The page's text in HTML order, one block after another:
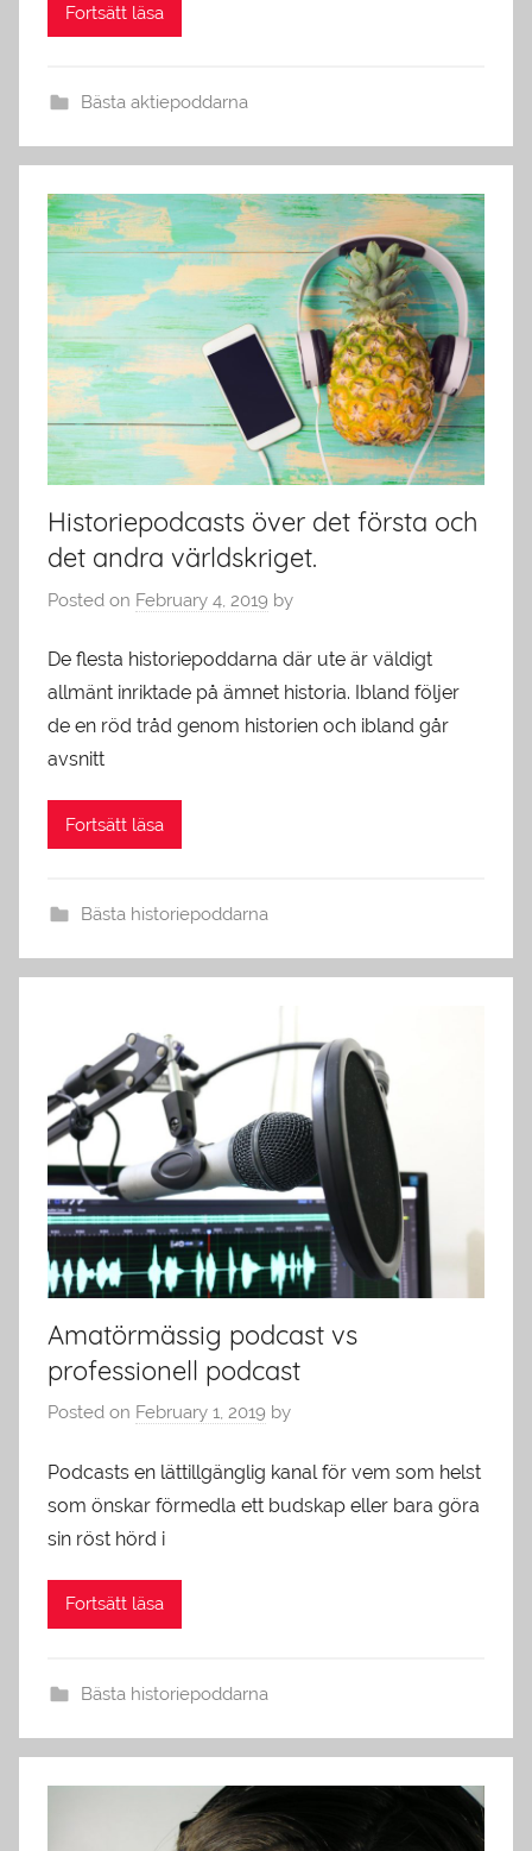
Fortsätt läsa
Bästa aktiepoddarna
Historiepodcasts över det första och
det andra världskriget.
Posted on February 4, 2019 by
De flesta historiepoddarna där ute är väldigt
allmänt inriktade på ämnet historia. Ibland följer
de en röd tråd genom historien och ibland går
avsnitt
Fortsätt läsa
Bästa historiepoddarna
Amatörmässig podcast vs
professionell podcast
Posted on February 1, 2019 by
Podcasts en lättillgänglig kanal för vem som helst
som önskar förmedla ett budskap eller bara göra
sin röst hörd i
Fortsätt läsa
Bästa historiepoddarna